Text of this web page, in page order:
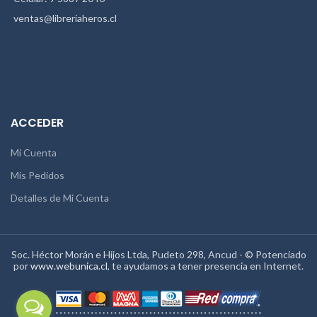
ventas@libreriaheros.cl
ACCEDER
Mi Cuenta
Mis Pedidos
Detalles de Mi Cuenta
Soc. Héctor Morán e Hijos Ltda, Pudeto 298, Ancud - © Potenciado
porwww.webunica.cl, te ayudamos a tener presencia en Internet.